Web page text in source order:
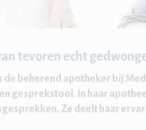
tevoren echt
de beherend apotheker bij
gesprekstool. In haar
Ze deelt haar